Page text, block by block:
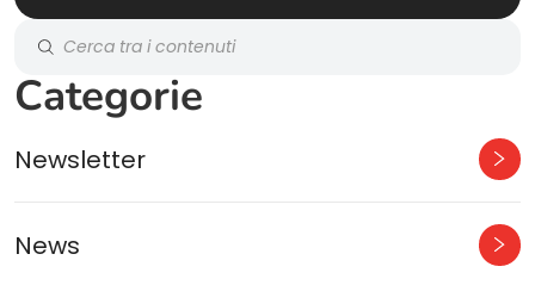
Categorie
Newsletter
News